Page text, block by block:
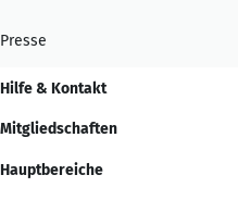
Presse
Hilfe & Kontakt
Mitgliedschaften
Hauptbereiche